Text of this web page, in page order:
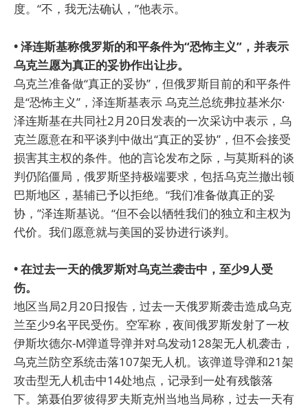
度。“不，我无法确认，”他表示。
• 泽连斯基称俄罗斯的和平条件为“恐怖主义”，并表示
乌克兰愿为真正的妥协作出让步。
乌克兰准备做“真正的妥协”，但俄罗斯目前的和平条件
是“恐怖主义”，泽连斯基表示 乌克兰总统弗拉基米尔·
泽连斯基在共同社2月20日发表的一次采访中表示，乌
克兰愿意在和平谈判中做出“真正的妥协”，但不会接受
损害其主权的条件。他的言论发布之际，与莫斯科的谈
判仍陷僵局，俄罗斯坚持极端要求，包括乌克兰撤出顿
巴斯地区，基辅已予以拒绝。“我们准备做真正的妥
协，”泽连斯基说。“但不会以牺牲我们的独立和主权为
代价。我们愿意就与美国的妥协进行谈判。
• 在过去一天的俄罗斯对乌克兰袭击中，至少9人受
伤。
地区当局2月20日报告，过去一天俄罗斯袭击造成乌克
兰至少9名平民受伤。空军称，夜间俄罗斯发射了一枚
伊斯坎德尔-M弹道导弹并对乌发动128架无人机袭击，
乌克兰防空系统击落107架无人机。该弹道导弹和21架
攻击型无人机击中14处地点，记录到一处有残骸落
下。第聂伯罗彼得罗夫斯克州当地当局称，过去一天有